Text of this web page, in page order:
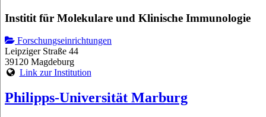
Institit für Molekulare und Klinische Immunologie
Forschungseinrichtungen
Leipziger Straße 44
39120 Magdeburg
Link zur Institution
Philipps-Universität Marburg